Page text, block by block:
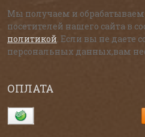
Мы получаем и
посетителей нашего сайта в
политикой . Если вы не даете
персональных данных,вам
ОПЛАТА